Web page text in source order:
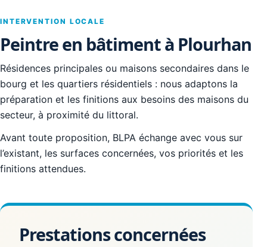
INTERVENTION LOCALE
Peintre en bâtiment à Plourhan
Résidences principales ou maisons secondaires dans le
bourg et les quartiers résidentiels : nous adaptons la
préparation et les finitions aux besoins des maisons du
secteur, à proximité du littoral.
Avant toute proposition, BLPA échange avec vous sur
l’existant, les surfaces concernées, vos priorités et les
finitions attendues.
Prestations concernées